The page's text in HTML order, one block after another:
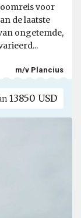
voor
de laatste
ongetemde,
m/v Plancius
13850 USD